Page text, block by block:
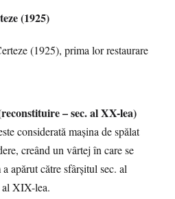
(1925)
(1925), prima lor restaurare
– sec. al XX-lea)
considerată mașina de spălat
creând un vârtej în care se
apărut către sfârșitul sec. al
XIX-lea.